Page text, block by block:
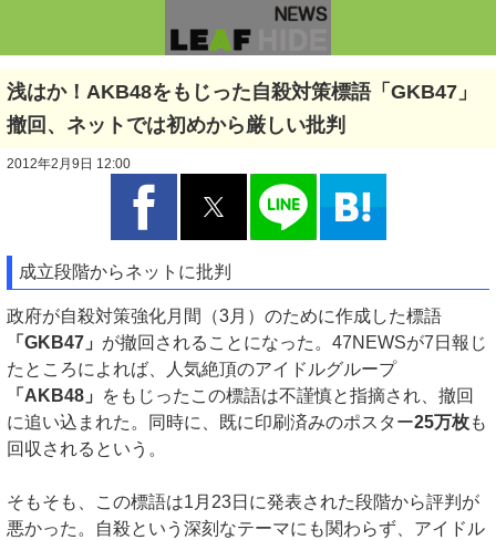
浅はか！AKB48をもじった自殺対策標語「GKB47」
撤回、ネットでは初めから厳しい批判
2012年2月9日 12:00
成立段階からネットに批判
政府が自殺対策強化月間（3月）のために作成した標語
「GKB47」 が撤回されることになった。47NEWSが7日報じ
たところによれば、人気絶頂のアイドルグループ
「AKB48」
をもじったこの標語は不謹慎と指摘され、撤回
に追い込まれた。同時に、既に印刷済みのポスター25万枚も
回収されるという。
そもそも、この標語は1月23日に発表された段階から評判が
悪かった。自殺という深刻なテーマにも関わらず、アイドル